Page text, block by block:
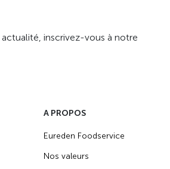
inscrivez-vous à notre
A PROPOS
Eureden Foodservice
Nos valeurs